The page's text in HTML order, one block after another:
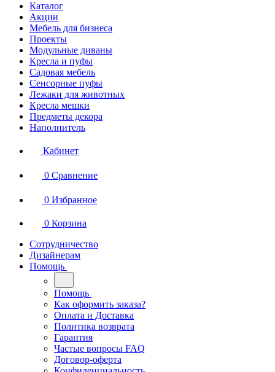
Каталог
Акции
Мебель для бизнеса
Проекты
Модульные диваны
Кресла и пуфы
Садовая мебель
Сенсорные пуфы
Лежаки для животных
Кресла мешки
Предметы декора
Наполнитель
Кабинет
0 Сравнение
0 Избранное
0 Корзина
Сотрудничество
Дизайнерам
Помощь
Помощь
Как оформить заказа?
Оплата и Доставка
Политика возврата
Гарантия
Частые вопросы FAQ
Договор-оферта